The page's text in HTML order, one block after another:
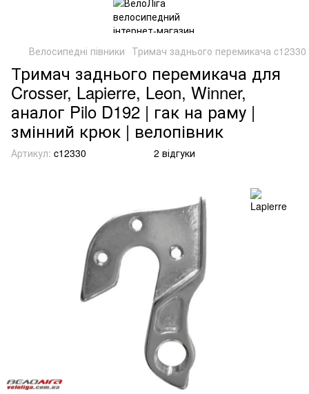
Велосипедні півники Тримач заднього перемикача
Тримач заднього перемикача для
Crosser, Lapierre, Leon, Winner,
аналог Pilo D192 | гак на раму |
змінний крюк | велопівник
Артикул: c12330 2 відгуки